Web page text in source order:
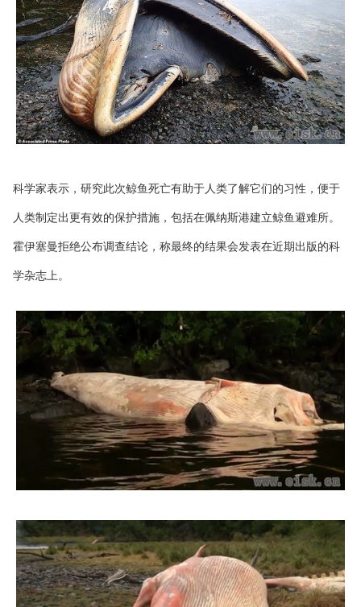
科学家表示，研究此次鲸鱼死亡有助于人类了解它们的习性，便于
人类制定出更有效的保护措施，包括在佩纳斯港建立鲸鱼避难所。
霍伊塞曼拒绝公布调查结论，称最终的结果会发表在近期出版的科
学杂志上。